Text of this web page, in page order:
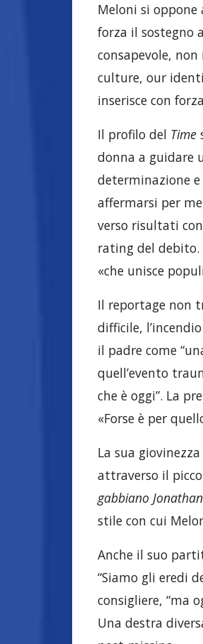
Meloni si oppone
forza il sostegno
consapevole,
culture, our
inserisce con
Il profilo del Time
donna a guidare
determinazione e
affermarsi per
verso risultati
rating del debito.
«che unisce
Il reportage non
difficile,
il padre come
quell’evento
che è oggi”. La
«Forse è per
La sua
attraverso il
gabbiano
stile con cui
Anche il suo
“Siamo gli eredi
consigliere, “ma
Una destra